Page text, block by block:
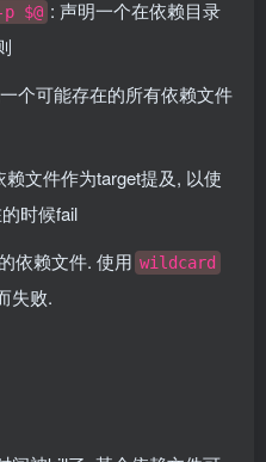
$@ : 声明一个在依赖目录
个可能存在的所有依赖文件
赖文件作为target提及, 以使
时候fail
依赖文件. 使用 wildcard
失败.